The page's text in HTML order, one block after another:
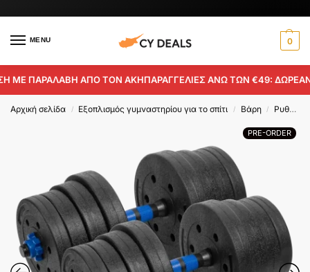
MENU 0
ΠΑΡΑΛΑΒΗ ΑΠΟ ΤΟΝ ΑΚΗΠΑΡΑΓΓΕΛΙΕΣ ΑΝΩ ΤΩΝ €49: ΔΩΡΕΑΝ
Αρχική σελίδα / Εξοπλισμός γυμναστηρίου για το σπίτι / Βάρη / Ρυθμιζόμενοι αλτήρες
PRE-ORDER